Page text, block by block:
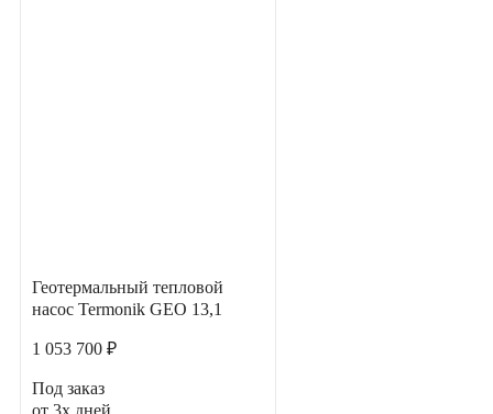
Геотермальный тепловой
насос Termonik GEO 13,1
1 053 700 ₽
Под заказ
от 3х дней